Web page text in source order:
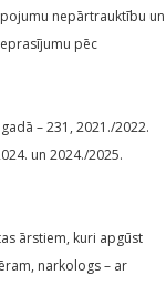
nepārtrauktību un
pēc
– 231, 2021./2022.
un 2024./2025.
ārstiem, kuri apgūst
narkologs – ar